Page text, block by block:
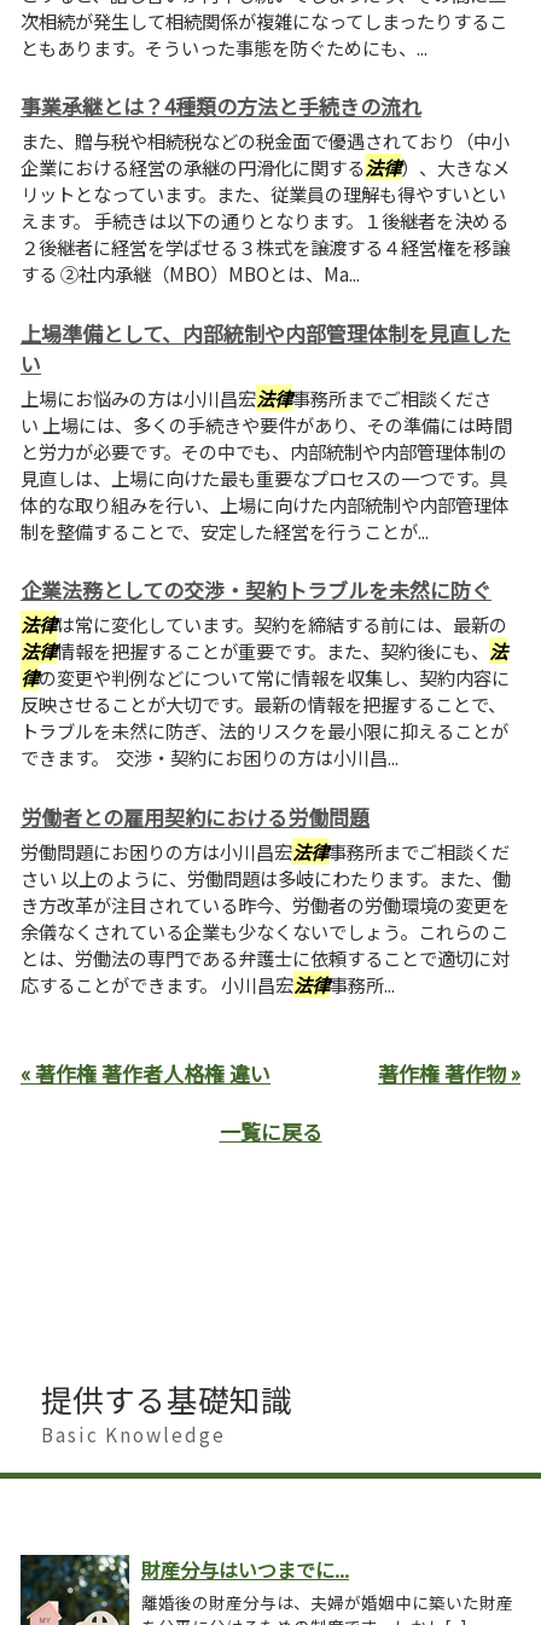
次相続が発生して相続関係が複雑になってしまったりするこ
ともあります。そういった事態を防ぐためにも、...
事業承継とは？4種類の方法と手続きの流れ
また、贈与税や相続税などの税金面で優遇されており（中小
企業における経営の承継の円滑化に関する法律）、大きなメ
リットとなっています。また、従業員の理解も得やすいとい
えます。 手続きは以下の通りとなります。１後継者を決める
２後継者に経営を学ばせる３株式を譲渡する４経営権を移譲
する ②社内承継（MBO）MBOとは、Ma...
上場準備として、内部統制や内部管理体制を見直した
い
上場にお悩みの方は小川昌宏法律事務所までご相談くださ
い 上場には、多くの手続きや要件があり、その準備には時間
と労力が必要です。その中でも、内部統制や内部管理体制の
見直しは、上場に向けた最も重要なプロセスの一つです。具
体的な取り組みを行い、上場に向けた内部統制や内部管理体
制を整備することで、安定した経営を行うことが...
企業法務としての交渉・契約トラブルを未然に防ぐ
法律は常に変化しています。契約を締結する前には、最新の
法律情報を把握することが重要です。また、契約後にも、 法
律の変更や判例などについて常に情報を収集し、契約内容に
反映させることが大切です。最新の情報を把握することで、
トラブルを未然に防ぎ、法的リスクを最小限に抑えることが
できます。 交渉・契約にお困りの方は小川昌...
労働者との雇用契約における労働問題
労働問題にお困りの方は小川昌宏法律事務所までご相談くだ
さい 以上のように、労働問題は多岐にわたります。また、働
き方改革が注目されている昨今、労働者の労働環境の変更を
余儀なくされている企業も少なくないでしょう。これらのこ
とは、労働法の専門である弁護士に依頼することで適切に対
応することができます。 小川昌宏法律事務所...
« 著作権 著作者人格権 違い
著作権 著作物 »
一覧に戻る
提供する基礎知識
Basic Knowledge
財産分与はいつまでに...
離婚後の財産分与は、夫婦が婚姻中に築いた財産